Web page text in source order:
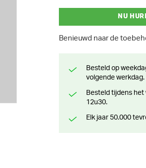
NU
Benieuwd naar de
Besteld op weekdagen voor 13 uur? Klaar voor levering of afhaling de
volgende werkdag.
Besteld tijdens het weekend? Klaar voor levering of afhaling vanaf maandag
12u30.
Elk jaar 50.000